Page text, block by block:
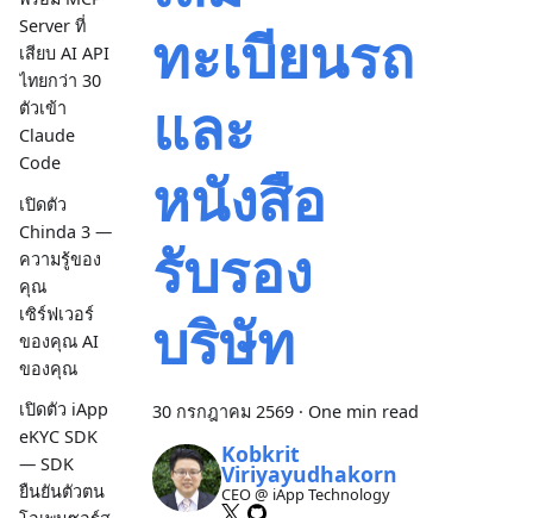
Server ที่
เสียบ AI API
ไทยกว่า 30
ตัวเข้า
Claude
Code
เปิดตัว
Chinda 3 —
ความรู้ของ
คุณ
เซิร์ฟเวอร์
ของคุณ AI
ของคุณ
เปิดตัว iApp
eKYC SDK
— SDK
ยืนยันตัวตน
ทะเบียนรถ
และ
หนังสือ
รับรอง
บริษัท
30 กรกฎาคม 2569 · One min read
Kobkrit
Viriyayudhakorn
CEO @ iApp Technology